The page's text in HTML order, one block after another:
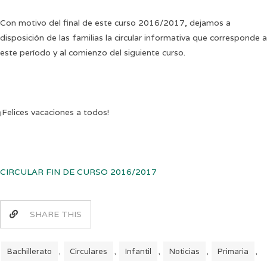
Con motivo del final de este curso 2016/2017, dejamos a
disposición de las familias la circular informativa que corresponde a
este período y al comienzo del siguiente curso.
¡Felices vacaciones a todos!
CIRCULAR FIN DE CURSO 2016/2017
SHARE THIS
Bachillerato , Circulares , Infantil , Noticias , Primaria ,